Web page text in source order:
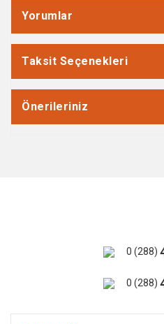
Yorumlar
Taksit Seçenekleri
Önerileriniz
0 (288)
0 (288)